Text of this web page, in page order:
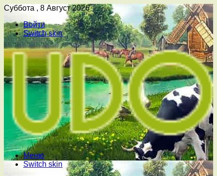
Суббота , 8 Август 2026
Войти
Switch skin
Меню
Switch skin